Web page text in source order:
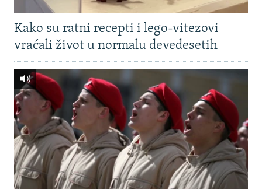
Kako su ratni recepti i lego-vitezovi
vraćali život u normalu devedesetih